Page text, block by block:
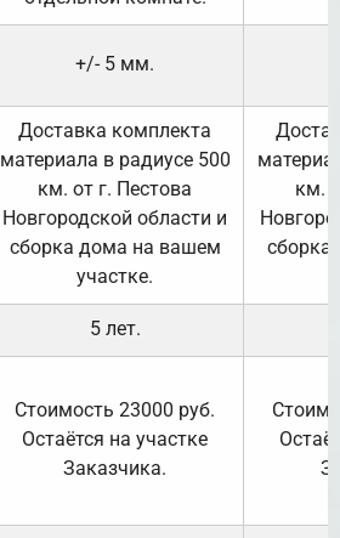
+/- 5 мм.
Доставка комплекта
материала в радиусе 500
км. от г. Пестова
Новгородской области и
сборка дома на вашем
участке.
км.
5 лет.
Стоимость 23000 руб.
Остаётся на участке
Заказчика.